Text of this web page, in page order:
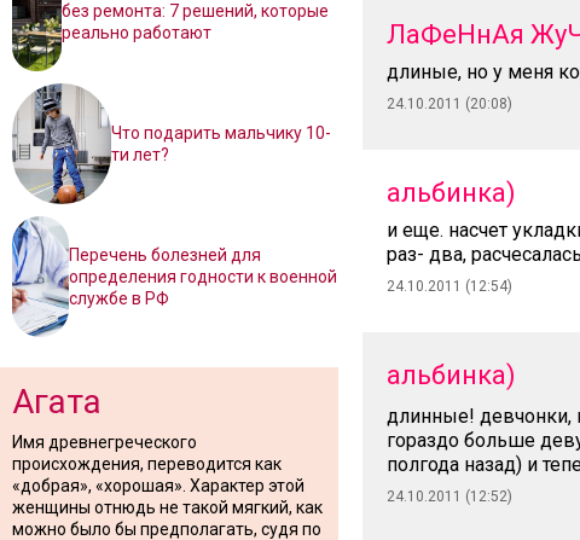
без ремонта: 7 решений, которые
реально работают
Что подарить мальчику 10-
ти лет?
Перечень болезней для
определения годности к военной
службе в РФ
Агата
Имя древнегреческого
происхождения, переводится как
«добрая», «хорошая». Характер этой
женщины отнюдь не такой мягкий, как
можно было бы предполагать, судя по
ЛаФеНнАя
длиные, но у меня
24.10.2011 (20:08)
альбинка)
и еще. насчет
раз- два,
24.10.2011 (12:54)
альбинка)
длинные! девчонки,
гораздо больше
полгода назад) и
24.10.2011 (12:52)